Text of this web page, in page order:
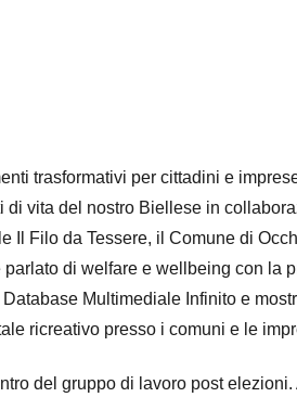
trasformativi per cittadini e
di vita del nostro Biellese in
Il Filo da Tessere, il Comune di
di welfare e wellbeing con la
Multimediale Infinito e
ricreativo presso i comuni e le
del gruppo di lavoro post